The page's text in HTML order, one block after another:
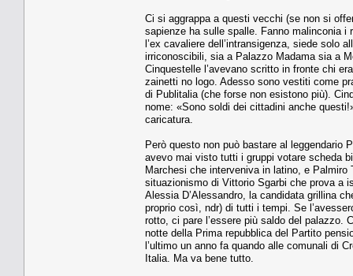
Ci si aggrappa a questi vecchi (se non si
sapienze ha sulle spalle. Fanno malinconia
l’ex cavaliere dell’intransigenza, siede solo
irriconoscibili, sia a Palazzo Madama sia a
Cinquestelle l’avevano scritto in fronte chi
zainetti no logo. Adesso sono vestiti come
di Publitalia (che forse non esistono più).
nome: «Sono soldi dei cittadini anche
caricatura.
Però questo non può bastare al leggendario
avevo mai visto tutti i gruppi votare scheda
Marchesi che interveniva in latino, e
situazionismo di Vittorio Sgarbi che prova a
Alessia D’Alessandro, la candidata grillina
proprio così, ndr) di tutti i tempi. Se
rotto, ci pare l’essere più saldo del palazzo.
notte della Prima repubblica del Partito
l’ultimo un anno fa quando alle comunali di
Italia. Ma va bene tutto.